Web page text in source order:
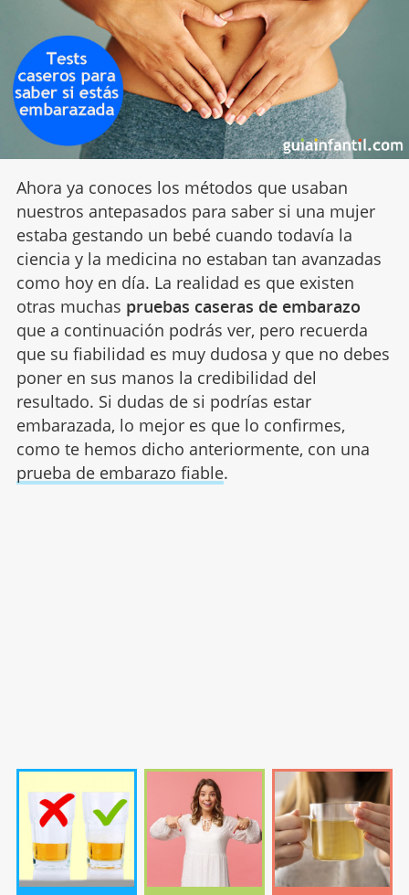
Ahora ya conoces los métodos que usaban
nuestros antepasados para saber si una mujer
estaba gestando un bebé cuando todavía la
ciencia y la medicina no estaban tan avanzadas
como hoy en día. La realidad es que existen
otras muchas pruebas caseras de embarazo
que a continuación podrás ver, pero recuerda
que su fiabilidad es muy dudosa y que no debes
poner en sus manos la credibilidad del
resultado. Si dudas de si podrías estar
embarazada, lo mejor es que lo confirmes,
como te hemos dicho anteriormente, con una
prueba de embarazo fiable.